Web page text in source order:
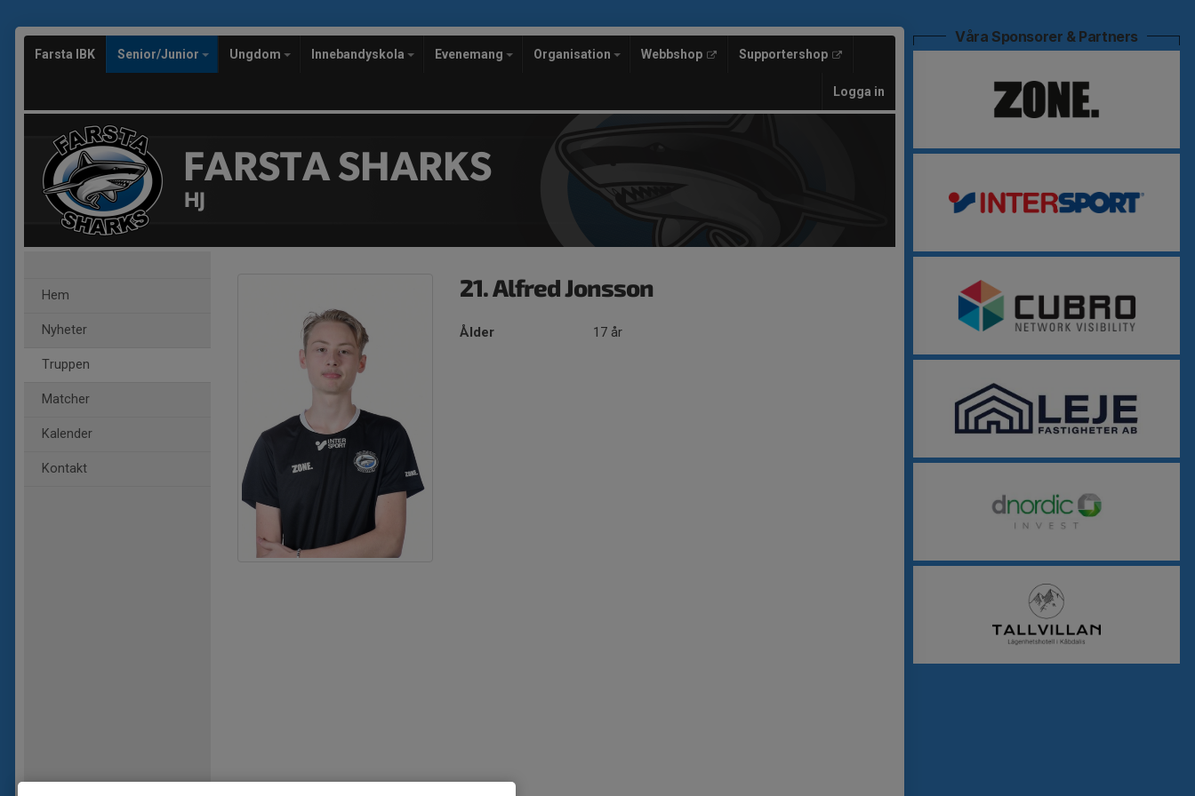
Farsta IBK Senior/Junior Ungdom Innebandyskola Evenemang Organisation Webbshop Supportershop
Logga in
FARSTA SHARKS
HJ
Hem
Nyheter
Truppen
Matcher
Kalender
Kontakt
21. Alfred Jonsson
Ålder 17 år
Våra Sponsorer & Partners